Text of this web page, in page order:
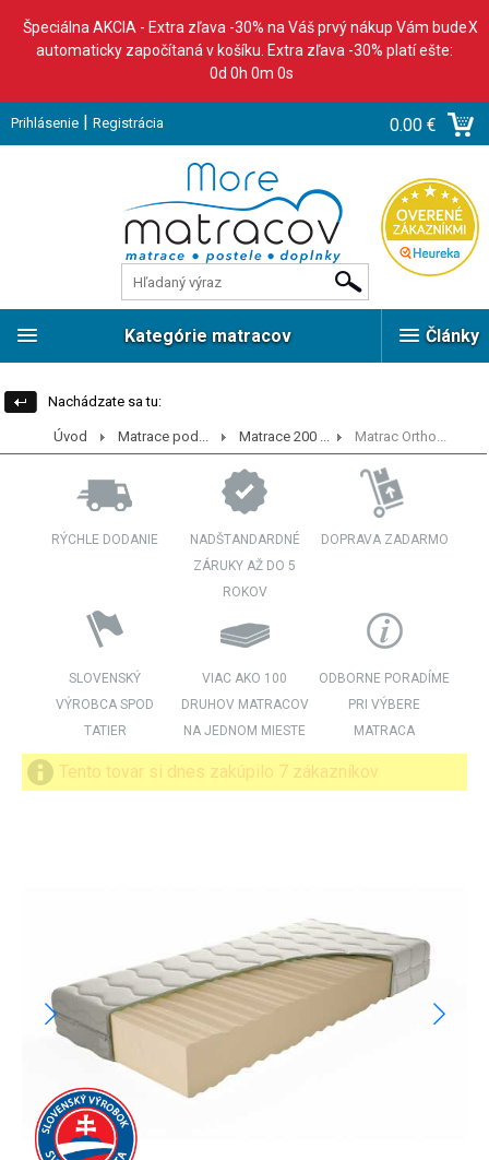
Špeciálna AKCIA - Extra zľava -30% na Váš prvý nákup Vám bude
automaticky započítaná v košíku. Extra zľava -30% platí ešte:
0d 0h 0m 0s
X
Prihlásenie | Registrácia 0.00 €
Články
Kategórie matracov
Nachádzate sa tu:
Úvod Matrace pod... Matrace 200 ... Matrac Ortho...
RÝCHLE DODANIE
NADŠTANDARDNÉ
ZÁRUKY AŽ DO 5
ROKOV
DOPRAVA ZADARMO
SLOVENSKÝ
VÝROBCA SPOD
TATIER
VIAC AKO 100
DRUHOV MATRACOV
NA JEDNOM MIESTE
ODBORNE PORADÍME
PRI VÝBERE
MATRACA
Tento týždeň zakúpilo 33 zákazníkov